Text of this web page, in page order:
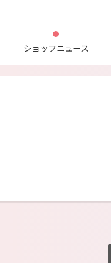
ショップニュース